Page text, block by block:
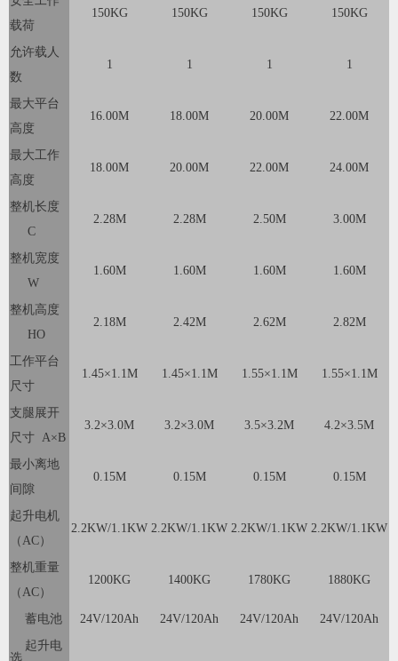
载荷
150KG 150KG 150KG 150KG
允许载人
数
1 1 1 1
最大平台
高度
16.00M 18.00M 20.00M 22.00M
最大工作
高度
18.00M 20.00M 22.00M 24.00M
整机长度
C
2.28M 2.28M 2.50M 3.00M
整机宽度
W
1.60M 1.60M 1.60M 1.60M
整机高度
HO
2.18M 2.42M 2.62M 2.82M
工作平台
尺寸
1.45×1.1M 1.45×1.1M 1.55×1.1M 1.55×1.1M
支腿展开
尺寸 A×B
3.2×3.0M 3.2×3.0M 3.5×3.2M 4.2×3.5M
最小离地
间隙
0.15M 0.15M 0.15M 0.15M
起升电机
（AC）
2.2KW/1.1KW 2.2KW/1.1KW 2.2KW/1.1KW 2.2KW/1.1KW
整机重量
（AC）
1200KG 1400KG 1780KG 1880KG
选
蓄电池 24V/120Ah 24V/120Ah 24V/120Ah
24V/120Ah
起升电